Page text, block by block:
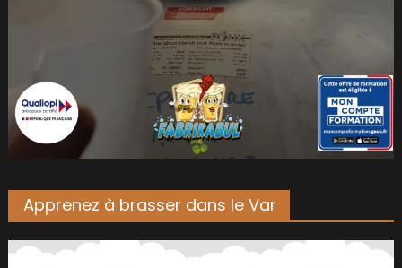
Apprenez à brasser dans le Var